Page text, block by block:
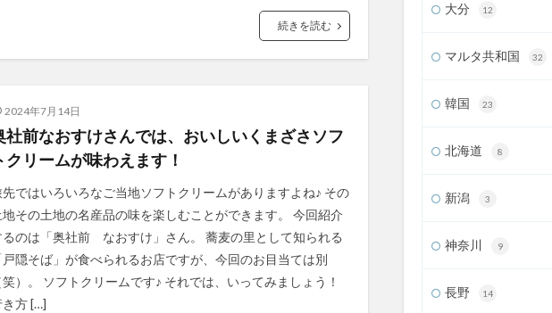
続きを読む
2024年7月14日
社前なおすけさんでは、おいしいくまざさソフ
クリームが味わえます！
先ではいろいろなご当地ソフトクリームがありますよね♪ その
地その土地の名産品の味を楽しむことができます。 今回紹介
るのは「奥社前 なおすけ」さん。 蕎麦の里として知られる
戸隠そば」が食べられるお店ですが、今回のお目当ては別
）。 ソフトクリームです♪ それでは、いってみましょう！
き方 […]
大分 12
マルタ共和国 32
韓国 23
北海道 8
新潟 3
神奈川 9
長野 14